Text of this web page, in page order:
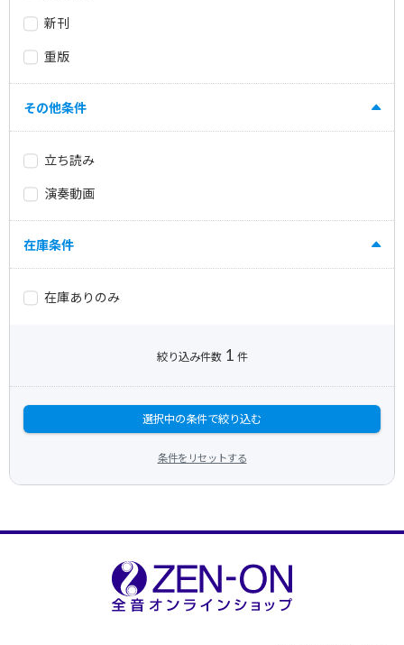
新刊
重版
その他条件
立ち読み
演奏動画
在庫条件
在庫ありのみ
絞り込み件数 1 件
選択中の条件で絞り込む
条件をリセットする